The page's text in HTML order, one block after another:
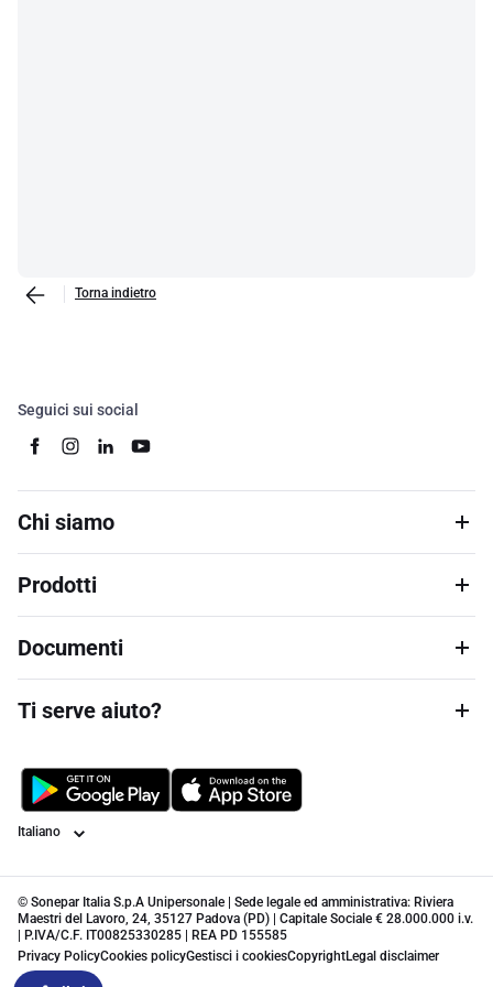
Torna indietro
Seguici sui social
Chi siamo
Prodotti
Documenti
Ti serve aiuto?
Lingua
© Sonepar Italia S.p.A Unipersonale | Sede legale ed amministrativa: Riviera
Maestri del Lavoro, 24, 35127 Padova (PD) | Capitale Sociale € 28.000.000 i.v.
| P.IVA/C.F. IT00825330285 | REA PD 155585
Privacy PolicyCookies policyGestisci i cookiesCopyrightLegal disclaimer